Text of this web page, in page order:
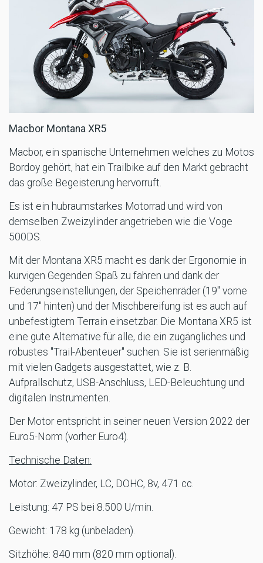
Macbor Montana XR5
Macbor, ein spanische Unternehmen welches zu Motos
Bordoy gehört, hat ein Trailbike auf den Markt gebracht
das große Begeisterung hervorruft.
Es ist ein hubraumstarkes Motorrad und wird von
demselben Zweizylinder angetrieben wie die Voge
500DS.
Mit der Montana XR5 macht es dank der Ergonomie in
kurvigen Gegenden Spaß zu fahren und dank der
Federungseinstellungen, der Speichenräder (19" vorne
und 17" hinten) und der Mischbereifung ist es auch auf
unbefestigtem Terrain einsetzbar. Die Montana XR5 ist
eine gute Alternative für alle, die ein zugängliches und
robustes "Trail-Abenteuer" suchen. Sie ist serienmäßig
mit vielen Gadgets ausgestattet, wie z. B.
Aufprallschutz, USB-Anschluss, LED-Beleuchtung und
digitalen Instrumenten.
Der Motor entspricht in seiner neuen Version 2022 der
Euro5-Norm (vorher Euro4).
Technische Daten:
Motor: Zweizylinder, LC, DOHC, 8v, 471 cc.
Leistung: 47 PS bei 8.500 U/min.
Gewicht: 178 kg (unbeladen).
Sitzhöhe: 840 mm (820 mm optional).